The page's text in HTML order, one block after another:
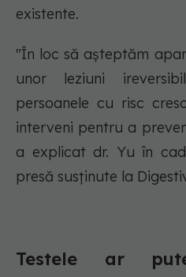
existente.
"În loc să așteptăm
unor leziuni
persoanele cu risc
interveni pentru a
a explicat dr. Yu în
presă susținute la
Testele ar